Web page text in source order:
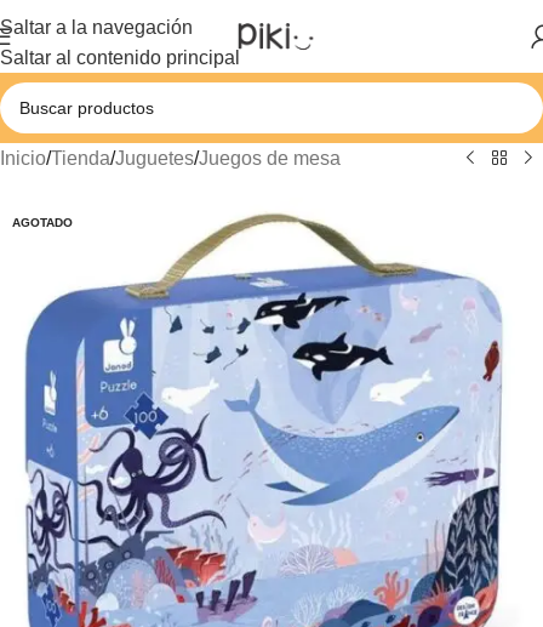
Saltar a la navegación
Saltar al contenido principal
Inicio/Tienda/Juguetes/Juegos de mesa
AGOTADO